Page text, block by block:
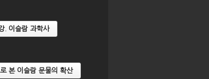
【2024년 AsIA인문자산강좌】 6
. 이슬람 과학사
본 이슬람 문물의 확산